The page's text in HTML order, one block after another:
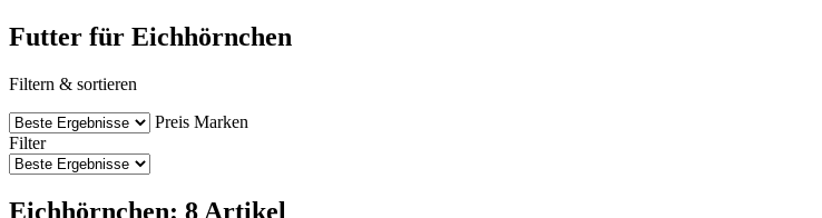
Futter für Eichhörnchen
Filtern & sortieren
Preis Marken
Filter
Eichhörnchen: 8 Artikel